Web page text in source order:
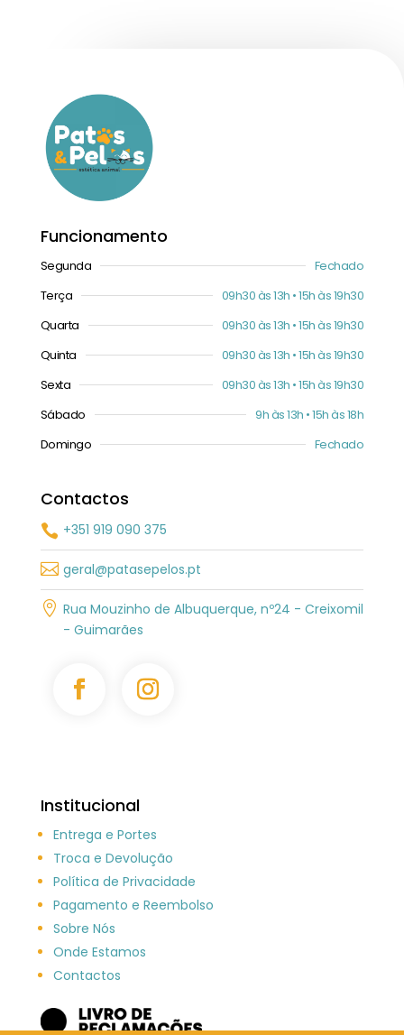
Funcionamento
Segunda
Fechado
Terça
09h30 às 13h • 15h às 19h30
Quarta
09h30 às 13h • 15h às 19h30
Quinta
09h30 às 13h • 15h às 19h30
Sexta
09h30 às 13h • 15h às 19h30
Sábado
9h às 13h • 15h às 18h
Domingo
Fechado
Contactos
 +351 919 090 375
 geral@patasepelos.pt
 Rua Mouzinho de Albuquerque, nº24 - Creixomil
- Guimarães
Institucional
Entrega e Portes
Troca e Devolução
Política de Privacidade
Pagamento e Reembolso
Sobre Nós
Onde Estamos
Contactos